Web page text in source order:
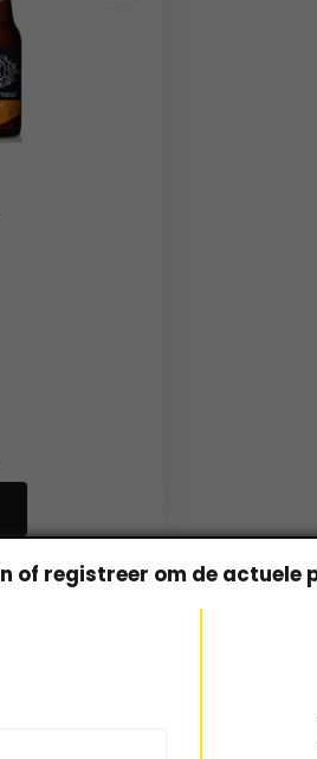
of registreer om de actuele
+ Krat 0,75